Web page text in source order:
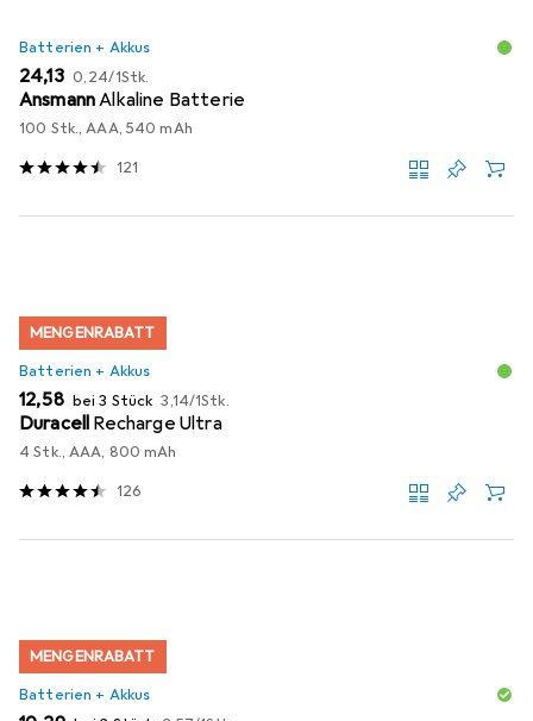
Batterien + Akkus
EUR
24,13 EUR
0,24/1Stk.
AnsmannAlkaline Batterie
100 Stk., AAA, 540 mAh
121
MENGENRABATT
Batterien + Akkus
EUR
12,58 bei 3 Stück EUR
3,14/1Stk.
Duracell Recharge Ultra
4 Stk., AAA, 800 mAh
126
MENGENRABATT
Batterien + Akkus